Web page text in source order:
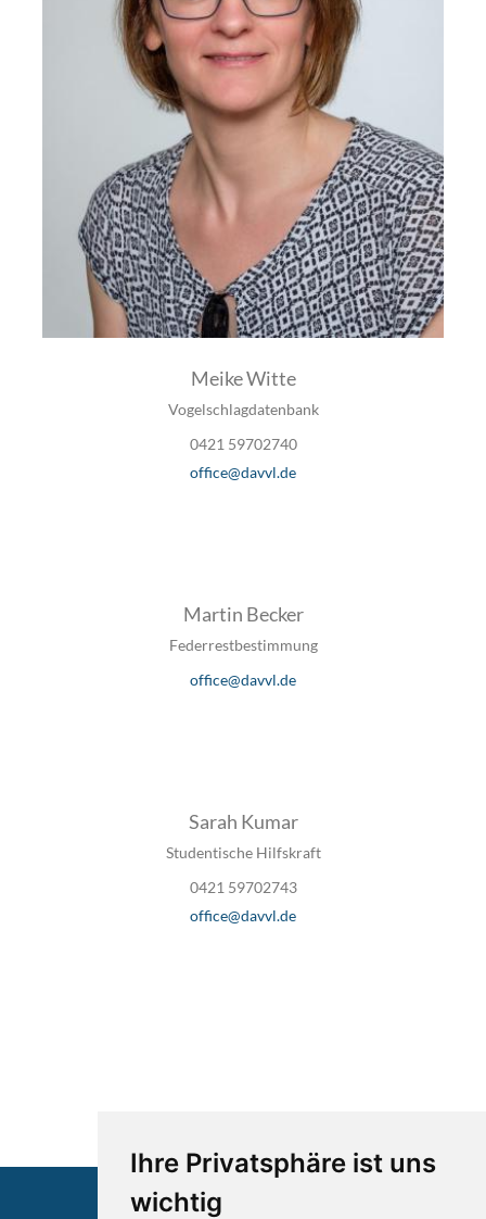
Ihre Privatsphäre ist uns
wichtig
Meike Witte
Vogelschlagdatenbank
0421 59702740
office@davvl.de
Martin Becker
Federrestbestimmung
office@davvl.de
Sarah Kumar
Studentische Hilfskraft
0421 59702743
office@davvl.de